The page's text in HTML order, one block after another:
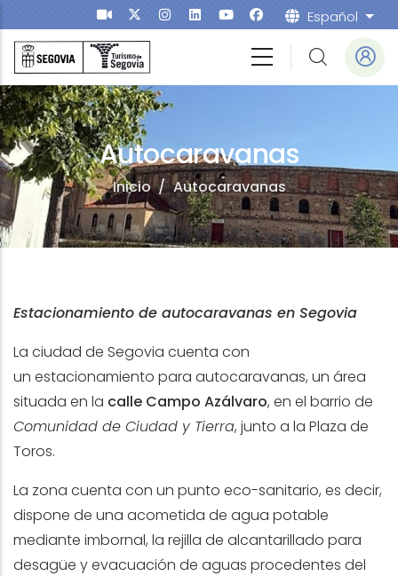
Salta al contenuto principale Español List
Autocaravanas
Inicio/ Autocaravanas
Estacionamiento de autocaravanas en Segovia
La ciudad de Segovia cuenta con
un estacionamiento para autocaravanas, un área
situada en la calle Campo Azálvaro, en el barrio de
Comunidad de Ciudad y Tierra, junto a la Plaza de
Toros.
La zona cuenta con un punto eco-sanitario, es decir,
dispone de una acometida de agua potable
mediante imbornal, la rejilla de alcantarillado para
desagüe y evacuación de aguas procedentes del